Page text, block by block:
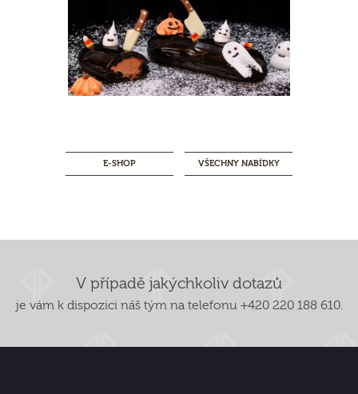
E-SHOP VŠECHNY NABÍDKY
V případě jakýchkoliv dotazů
je vám k dispozici náš tým na telefonu +420 220 188 610.